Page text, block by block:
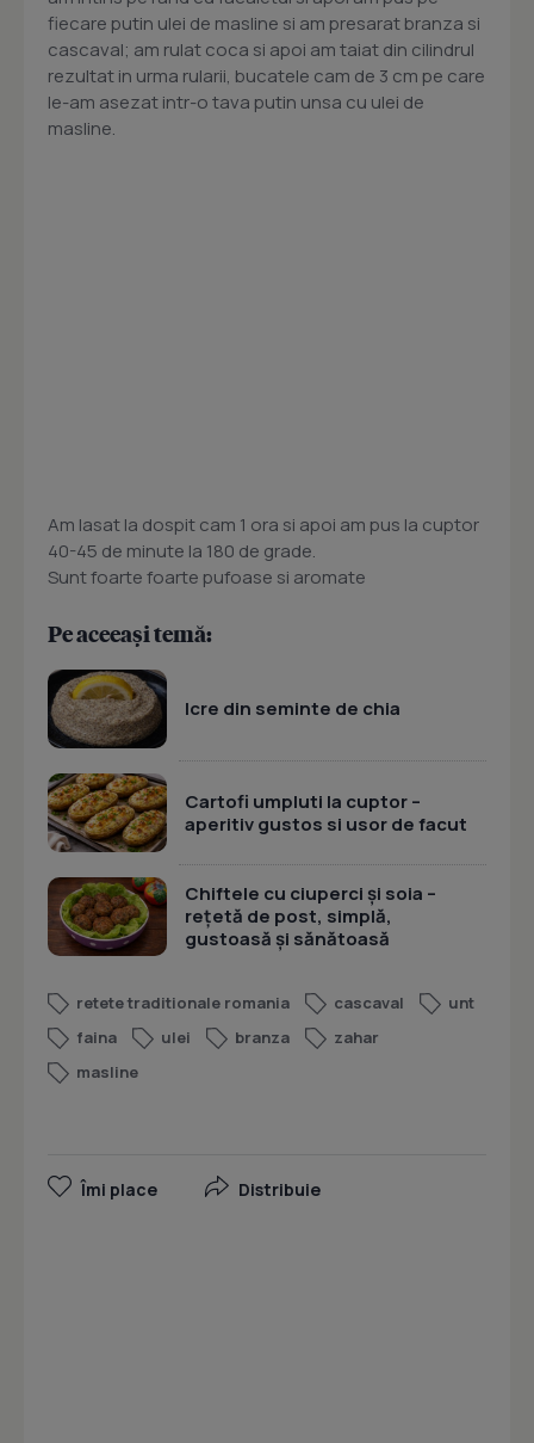
fiecare putin ulei de masline si am presarat branza si
cascaval; am rulat coca si apoi am taiat din cilindrul
rezultat in urma rularii, bucatele cam de 3 cm pe care
le-am asezat intr-o tava putin unsa cu ulei de
masline.
Am lasat la dospit cam 1 ora si apoi am pus la cuptor
40-45 de minute la 180 de grade.
Sunt foarte foarte pufoase si aromate
Pe aceeași temă:
Icre din seminte de chia
Cartofi umpluti la cuptor –
aperitiv gustos si usor de facut
Chiftele cu ciuperci și soia –
rețetă de post, simplă,
gustoasă și sănătoasă
retete traditionale romania cascaval
unt
faina
ulei branza
zahar
masline
Îmi place Distribuie